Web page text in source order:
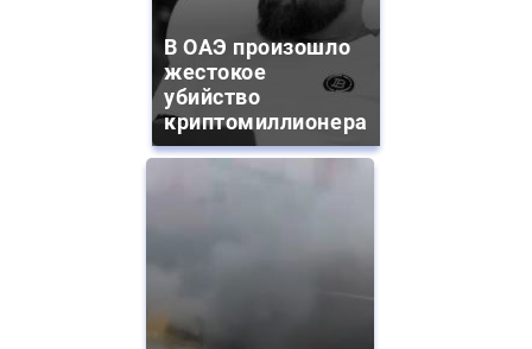
В ОАЭ произошло
жестокое
убийство
криптомиллионера